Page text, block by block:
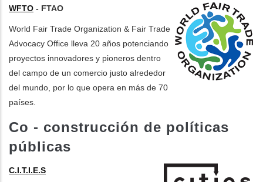
WFTO - FTAO
World Fair Trade Organization & Fair Trade
Advocacy Office lleva 20 años potenciando
proyectos innovadores y pioneros dentro
del campo de un comercio justo alrededor
del mundo, por lo que opera en más de 70
países.
Co - construcción de políticas
públicas
C.I.T.I.E.S